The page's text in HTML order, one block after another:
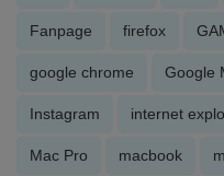
Fanpage firefox
google chrome Google
Instagram internet
Mac Pro macbook